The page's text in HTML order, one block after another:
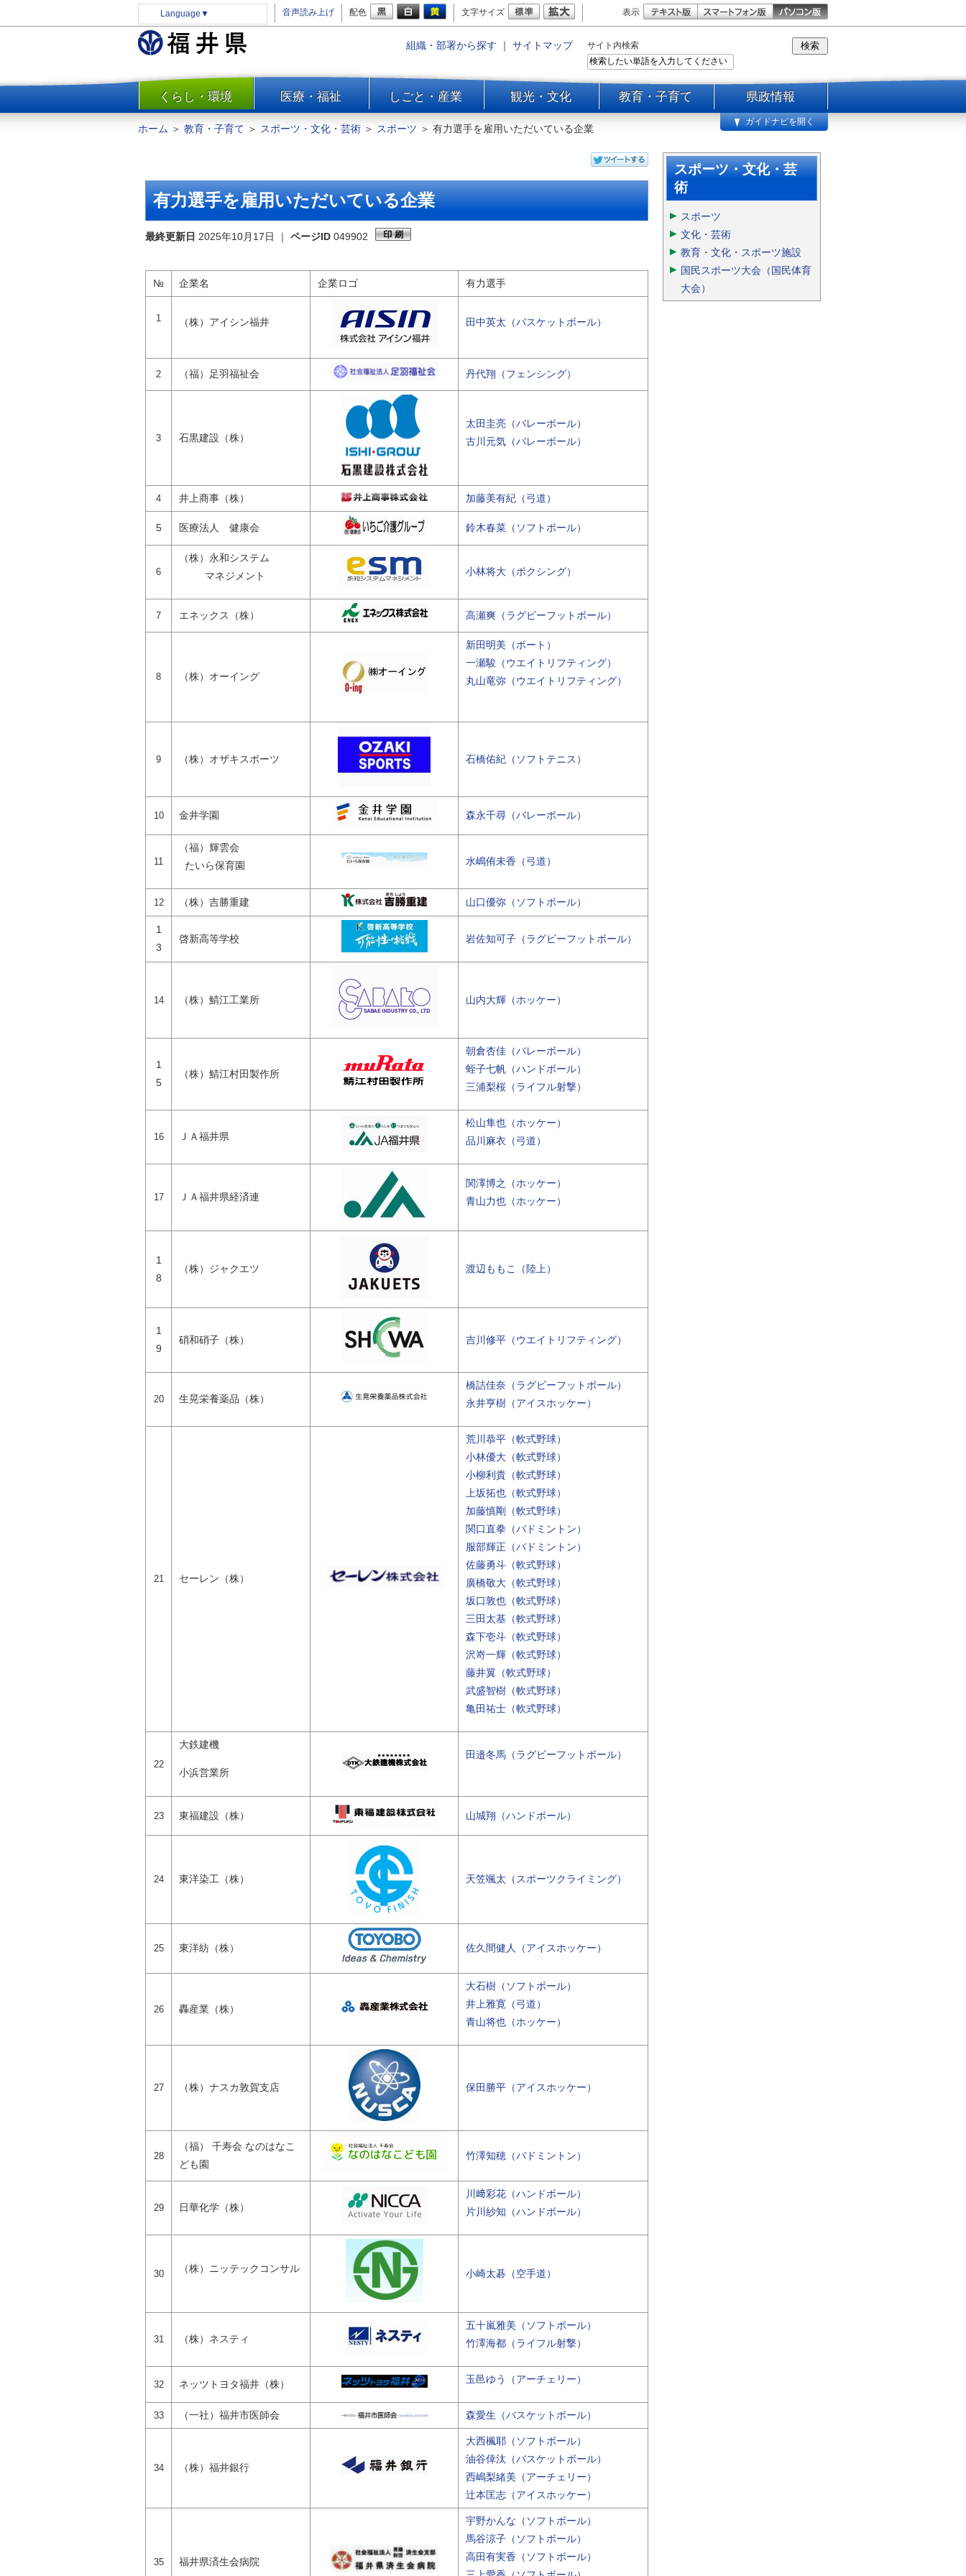
Language ▼ 音声読み上げ 配色 文字サイズ 表示
組織・部署から探す ｜ サイトマップ サイト内検索
一覧
くらし・環境 医療・福祉 しごと・産業 観光・文化 教育・子育て 県政情報
防災
水道・エネルギー
住まい・土地
環境問題・廃棄物対策・リサ
イクル
まちづくり
交通・道路
河川・砂防・港湾
ホーム ＞ 教育・子育て ＞ スポーツ・文化・芸術 ＞ スポーツ ＞ 有力選手を雇用いただいている企業
ガイドナビを開く
有力選手を雇用いただいている企業
最終更新日 2025年10月17日 ｜ ページID 049902
№ 企業名 企業ロゴ 有力選手
1 （株）アイシン福井 田中英太（バスケットボール）
2 （福）足羽福祉会 丹代翔（フェンシング）
3 石黒建設（株）
太田圭亮（バレーボール）
古川元気（バレーボール）
4 井上商事（株） 加藤美有紀（弓道）
5 医療法人 健康会 鈴木春菜（ソフトボール）
6
（株）永和システム
マネジメント
小林将大（ボクシング）
7 エネックス（株） 高瀬爽（ラグビーフットボール）
8 （株）オーイング
新田明美（ボート）
一瀬駿（ウエイトリフティング）
丸山竜弥（ウエイトリフティング）
9 （株）オザキスポーツ 石橋佑紀（ソフトテニス）
10 金井学園 森永千尋（バレーボール）
11
（福）輝雲会
たいら保育園
水嶋侑未香（弓道）
12 （株）吉勝重建 山口優弥（ソフトボール）
1
3
啓新高等学校 岩佐知可子（ラグビーフットボール）
14 （株）鯖江工業所 山内大輝（ホッケー）
1
5
（株）鯖江村田製作所
朝倉杏佳（バレーボール）
蛭子七帆（ハンドボール）
三浦梨桜（ライフル射撃）
16 ＪＡ福井県
松山隼也（ホッケー）
品川麻衣（弓道）
17 ＪＡ福井県経済連
関澤博之（ホッケー）
青山力也（ホッケー）
1
8
（株）ジャクエツ 渡辺ももこ（陸上）
1
9
硝和硝子（株） 吉川修平（ウエイトリフティング）
20 生晃栄養薬品（株）
橋詰佳奈（ラグビーフットボール）
永井亨樹（アイスホッケー）
21 セーレン（株）
荒川恭平（軟式野球）
小林優大（軟式野球）
小柳利貴（軟式野球）
上坂拓也（軟式野球）
加藤慎剛（軟式野球）
関口直拳（バドミントン）
服部輝正（バドミントン）
佐藤勇斗（軟式野球）
廣橋敬大（軟式野球）
坂口敦也（軟式野球）
三田太基（軟式野球）
森下壱斗（軟式野球）
沢嵜一輝（軟式野球）
藤井翼（軟式野球）
武盛智樹（軟式野球）
亀田祐士（軟式野球）
22
大鉄建機
小浜営業所
田邉冬馬（ラグビーフットボール）
23 東福建設（株） 山城翔（ハンドボール）
24 東洋染工（株） 天笠颯太（スポーツクライミング）
25 東洋紡（株） 佐久間健人（アイスホッケー）
26 轟産業（株）
大石樹（ソフトボール）
井上雅寛（弓道）
青山将也（ホッケー）
27 （株）ナスカ敦賀支店 保田勝平（アイスホッケー）
28
（福） 千寿会 なのはなこ
ども園
竹澤知穂（バドミントン）
29 日華化学（株）
川﨑彩花（ハンドボール）
片川紗知（ハンドボール）
30 （株）ニッテックコンサル 小崎太碁（空手道）
31 （株）ネスティ
五十嵐雅美（ソフトボール）
竹澤海都（ライフル射撃）
32 ネッツトヨタ福井（株） 玉邑ゆう（アーチェリー）
33 （一社）福井市医師会 森愛生（バスケットボール）
34 （株）福井銀行
大西楓耶（ソフトボール）
油谷倖汰（バスケットボール）
西嶋梨緒美（アーチェリー）
辻本匡志（アイスホッケー）
35 福井県済生会病院
宇野かんな（ソフトボール）
馬谷涼子（ソフトボール）
高田有実香（ソフトボール）
スポーツ・文化・芸
術
スポーツ
文化・芸術
教育・文化・スポーツ施設
国民スポーツ大会（国民体育
大会）